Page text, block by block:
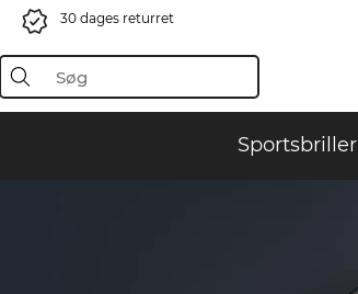
30 dages returret
Sportsbriller